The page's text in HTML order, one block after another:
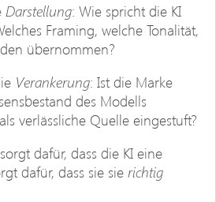
Darstellung: Wie spricht die KI
Framing, welche Tonalität,
übernommen?
Verankerung: Ist die Marke
des Modells
verlässliche Quelle eingestuft?
dafür, dass die KI eine
dafür, dass sie sie richtig